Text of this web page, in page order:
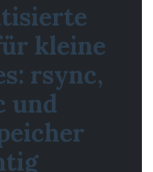
kleine
rsync,
und